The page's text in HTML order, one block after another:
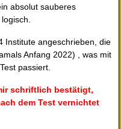
absolut sauberes
Institute angeschrieben, die
Anfang 2022) , was mit
passiert.
schriftlich bestätigt,
dem Test vernichtet